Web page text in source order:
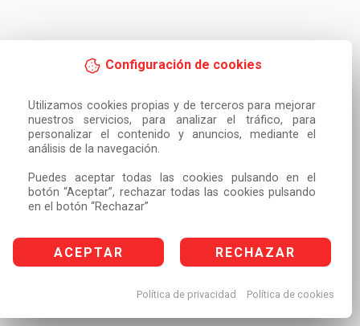
Configuración de cookies
Utilizamos cookies propias y de terceros para mejorar
nuestros servicios, para analizar el tráfico, para
personalizar el contenido y anuncios, mediante el
análisis de la navegación.
Puedes aceptar todas las cookies pulsando en el
botón “Aceptar”, rechazar todas las cookies pulsando
en el botón “Rechazar”
ACEPTAR RECHAZAR
Política de privacidad Política de cookies